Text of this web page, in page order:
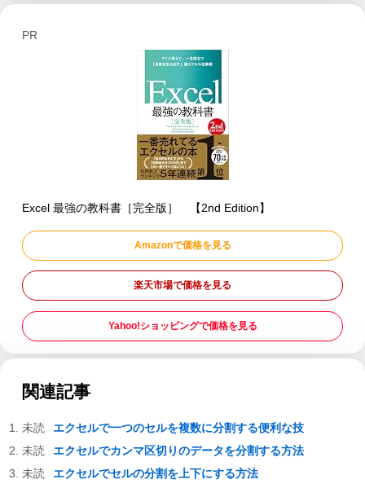
PR
Excel 最強の教科書［完全版］ 【2nd Edition】
Amazonで価格を見る
楽天市場で価格を見る
Yahoo!ショッピングで価格を見る
関連記事
エクセルで一つのセルを複数に分割する便利な技
エクセルでカンマ区切りのデータを分割する方法
エクセルでセルの分割を上下にする方法